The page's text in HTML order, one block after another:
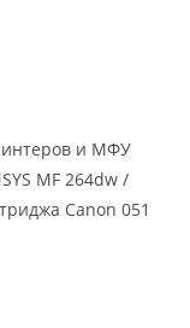
и МФУ
MF 264dw /
Canon 051